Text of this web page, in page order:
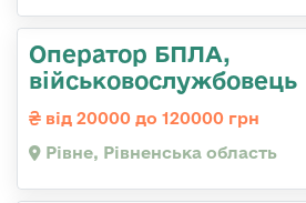
Оператор БПЛА,
військовослужбовець
від 20000 до 120000 грн
Рівне, Рівненська область